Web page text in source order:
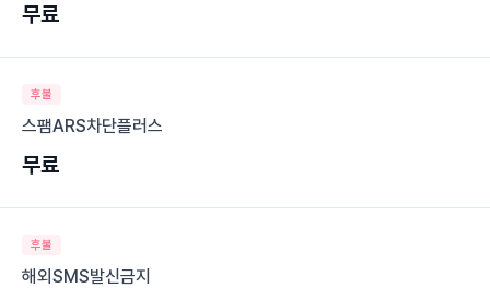
무료
후불
스팸ARS차단플러스
무료
후불
해외SMS발신금지